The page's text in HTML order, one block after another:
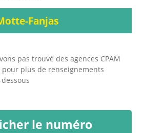
Fanjas
pas trouvé des agences CPAM
plus de renseignements
le numéro